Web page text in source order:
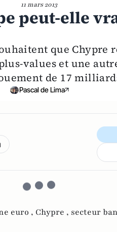
11 mars 2013
peut-elle
que Chypre
values et une
de 17
Pascal de Lima
euro , Chypre , secteur